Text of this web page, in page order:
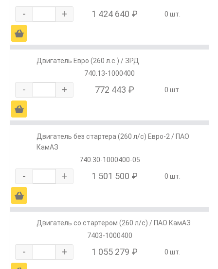
- + 1 424 640 ₽ 0 шт.
Ä
Двигатель Евро (260 л.с.) / ЗРД
740.13-1000400
- + 772 443 ₽ 0 шт.
Ä
Двигатель без стартера (260 л/с) Евро-2 / ПАО
КамАЗ
740.30-1000400-05
- + 1 501 500 ₽ 0 шт.
Ä
Двигатель со стартером (260 л/с) / ПАО КамАЗ
7403-1000400
- + 1 055 279 ₽ 0 шт.